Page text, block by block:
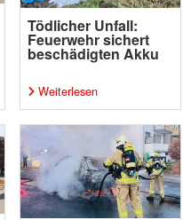
Tödlicher Unfall:
Feuerwehr sichert
beschädigten Akku
Weiterlesen